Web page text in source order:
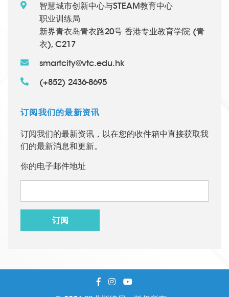
智慧城市创新中心与STEAM教育中心
职业训练局
新界青衣岛青衣路20号 香港专业教育学院 (青
衣), C217
smartcity@vtc.edu.hk
(+852) 2436-8695
订阅我们的最新资讯
订阅我们的最新资讯，以在您的收件箱中直接获取我
们的最新消息和更新。
你的电子邮件地址
订阅